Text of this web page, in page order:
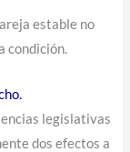
estable no
condición.
.
legislativas
dos efectos a